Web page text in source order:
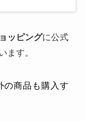
ッピングに公式
ます。
の商品も購入す